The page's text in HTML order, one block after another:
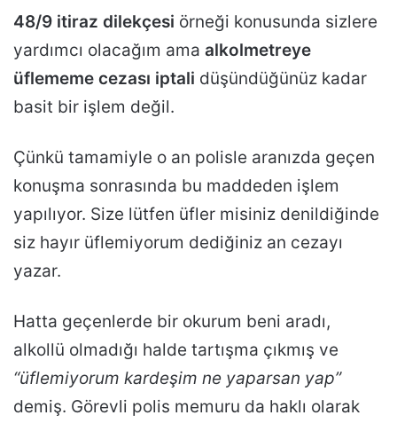
48/9 itiraz dilekçesi örneği konusunda sizlere
yardımcı olacağım ama alkolmetreye
üflememe cezası iptali düşündüğünüz kadar
basit bir işlem değil.
Çünkü tamamiyle o an polisle aranızda geçen
konuşma sonrasında bu maddeden işlem
yapılıyor. Size lütfen üfler misiniz denildiğinde
siz hayır üflemiyorum dediğiniz an cezayı
yazar.
Hatta geçenlerde bir okurum beni aradı,
alkollü olmadığı halde tartışma çıkmış ve
“üflemiyorum kardeşim ne yaparsan yap”
demiş. Görevli polis memuru da haklı olarak